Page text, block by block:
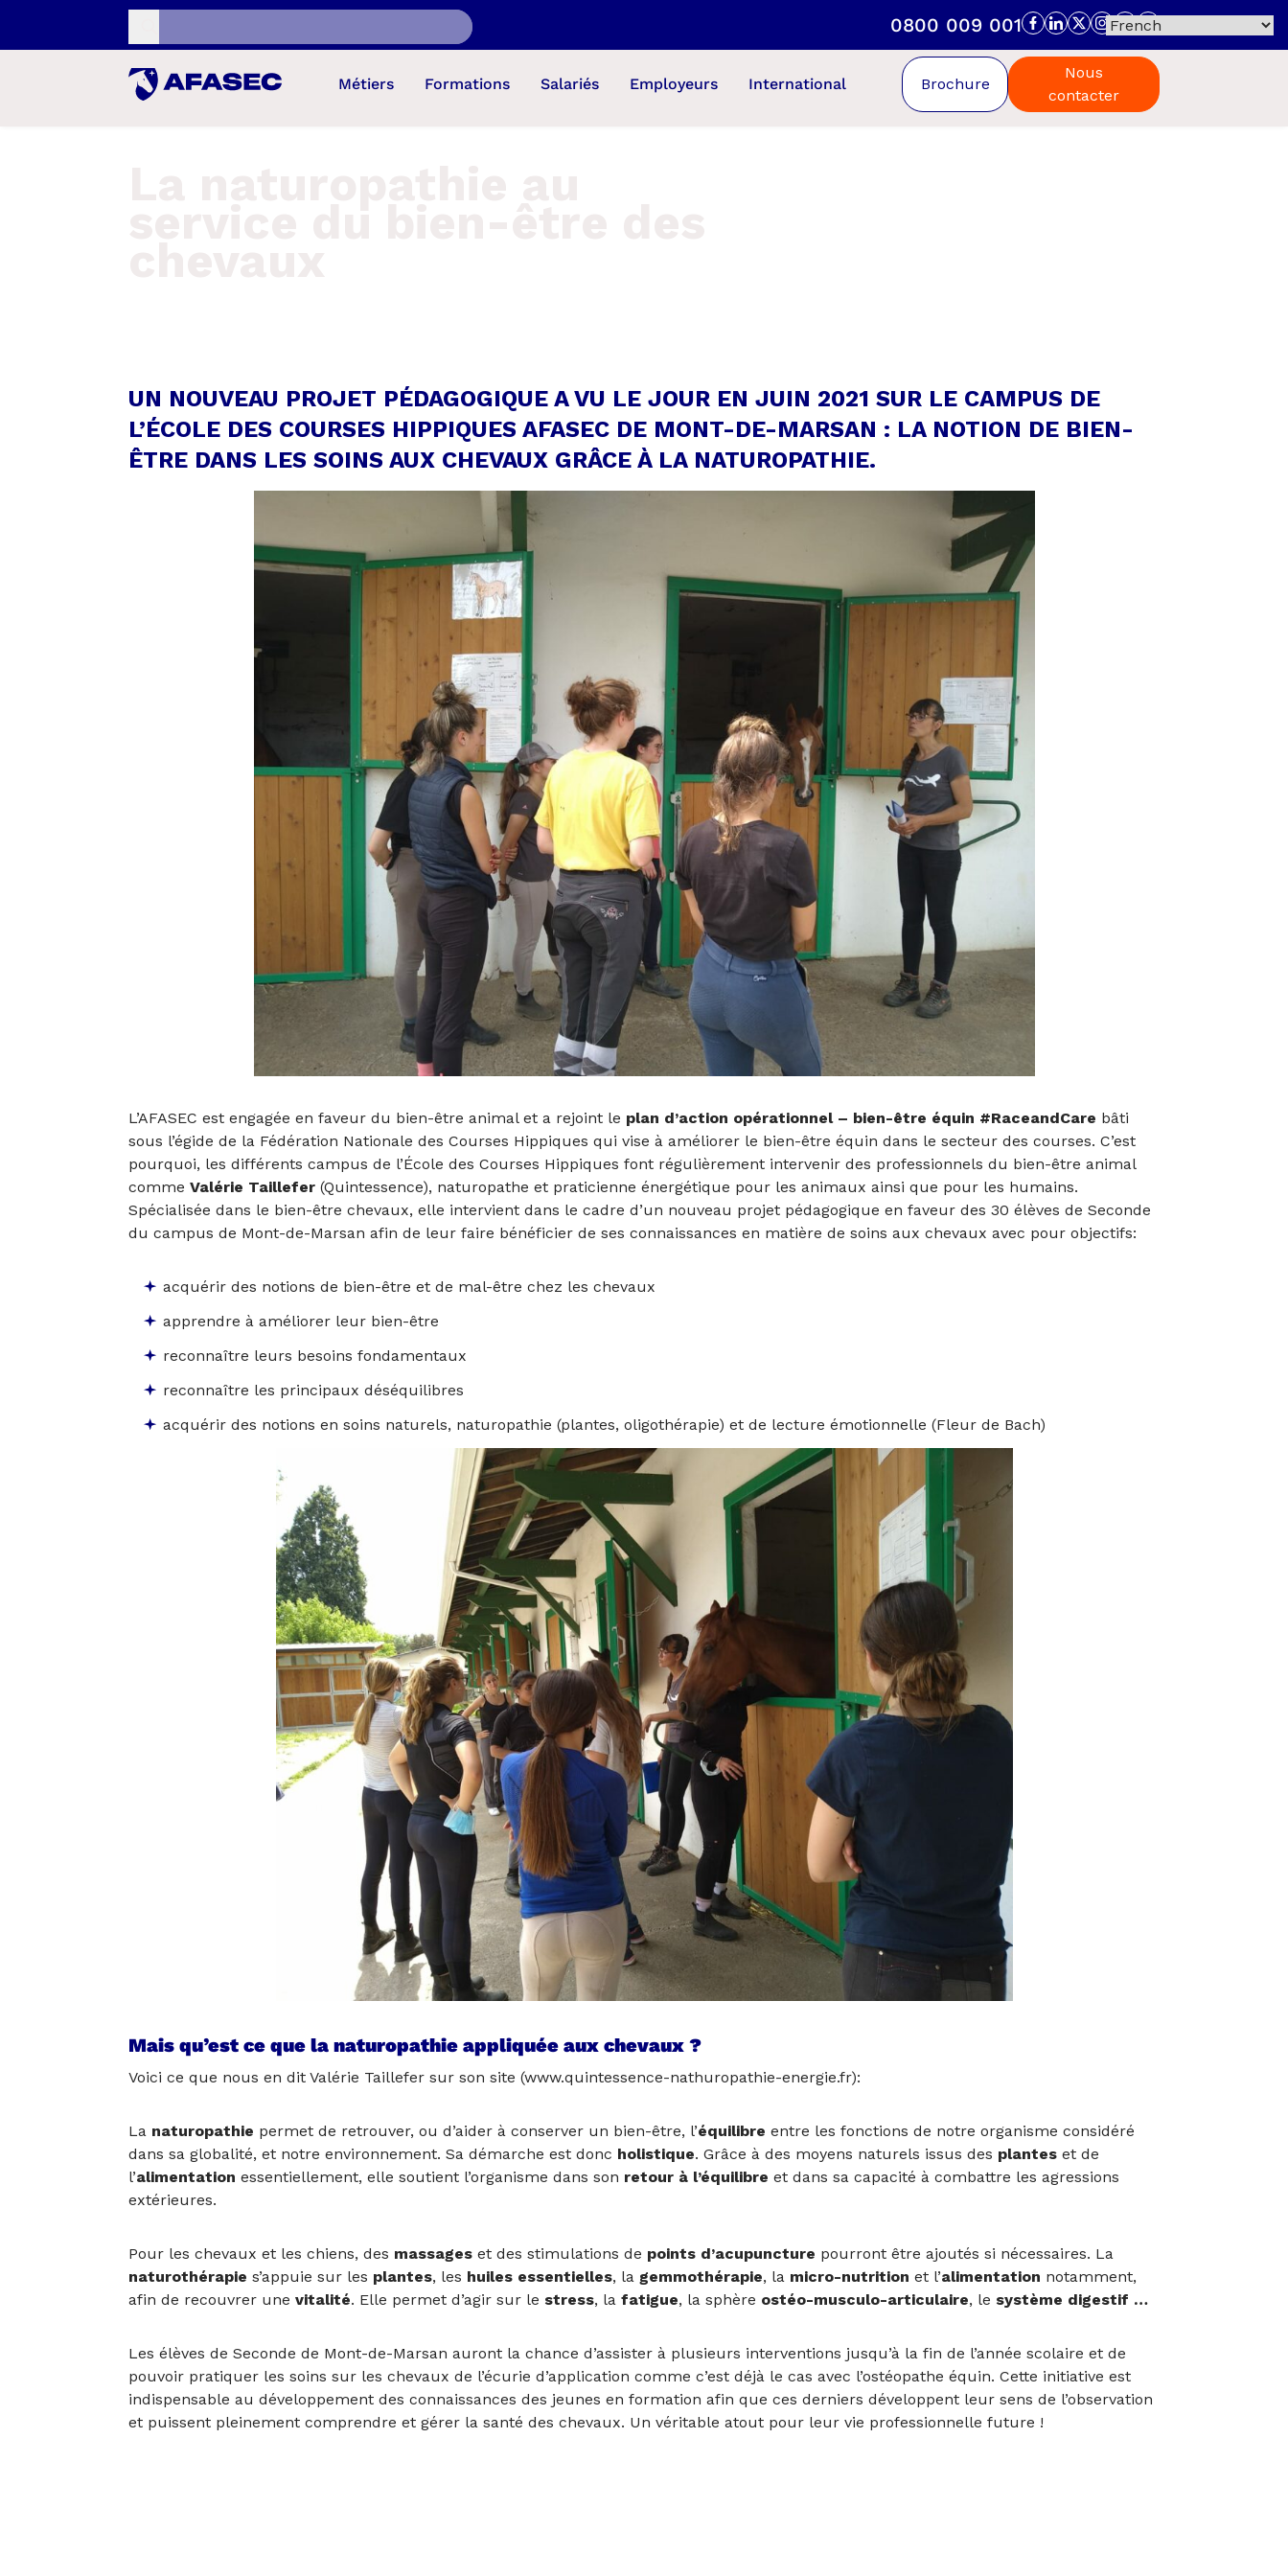
0800 009 001
Métiers Formations Salariés Employeurs International Brochure
Nous
contacter
UN NOUVEAU PROJET PÉDAGOGIQUE A VU LE JOUR EN JUIN 2021 SUR LE CAMPUS DE
L’ÉCOLE DES COURSES HIPPIQUES AFASEC DE MONT-DE-MARSAN : LA NOTION DE BIEN-
ÊTRE DANS LES SOINS AUX CHEVAUX GRÂCE À LA NATUROPATHIE.
L’AFASEC est engagée en faveur du bien-être animal et a rejoint le plan d’action opérationnel – bien-être équin #RaceandCare bâti
sous l’égide de la Fédération Nationale des Courses Hippiques qui vise à améliorer le bien-être équin dans le secteur des courses. C’est
pourquoi, les différents campus de l’École des Courses Hippiques font régulièrement intervenir des professionnels du bien-être animal
commeValérie Taillefer (Quintessence), naturopathe et praticienne énergétique pour les animaux ainsi que pour les humains.
Spécialisée dans le bien-être chevaux, elle intervient dans le cadre d’un nouveau projet pédagogique en faveur des 30 élèves de Seconde
ducampus de Mont-de-Marsan afin de leur faire bénéficier de ses connaissances en matière de soins aux chevaux avec pour objectifs:
acquérir des notions de bien-être et de mal-être chez les chevaux
apprendre à améliorer leur bien-être
reconnaître leurs besoins fondamentaux
reconnaître les principaux déséquilibres
acquérir des notions en soins naturels, naturopathie (plantes, oligothérapie) et de lecture émotionnelle (Fleur de Bach)
Mais qu’est ce que la naturopathie appliquée aux chevaux ?
Voici ce que nous en dit Valérie Taillefer sur son site (www.quintessence-nathuropathie-energie.fr):
La naturopathie permet de retrouver, ou d’aider à conserver un bien-être, l’équilibreentre les fonctions de notre organisme considéré
dans sa globalité, et notre environnement. Sa démarche est donc holistique. Grâce à des moyens naturels issus des plantes et de
l’alimentation essentiellement, elle soutient l’organisme dans son retour à l’équilibre et dans sa capacité à combattre les agressions
extérieures.
Pour les chevaux et les chiens, des massages et des stimulations de points d’acupuncture pourront être ajoutés si nécessaires. La
naturothérapie s’appuie sur les plantes, les huiles essentielles, la gemmothérapie, la micro-nutrition et l’alimentation notamment,
afin de recouvrer unevitalité. Elle permet d’agir sur le stress, la fatigue, la sphère ostéo-musculo-articulaire, le système digestif …
Les élèves de Seconde de Mont-de-Marsan auront la chance d’assister à plusieurs interventions jusqu’à la fin de l’année scolaire et de
pouvoir pratiquer les soins sur les chevaux de l’écurie d’application comme c’est déjà le cas avec l’ostéopathe équin. Cette initiative est
indispensable au développement des connaissances des jeunes en formation afin que ces derniers développent leur sens de l’observation
et puissent pleinement comprendre et gérer la santé des chevaux. Un véritable atout pour leur vie professionnelle future !